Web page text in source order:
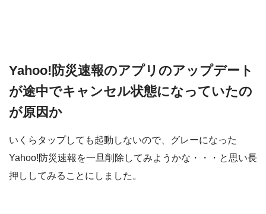
Yahoo!防災速報のアプリのアップデート
が途中でキャンセル状態になっていたの
が原因か
いくらタップしても起動しないので、グレーになった
Yahoo!防災速報を一旦削除してみようかな・・・と思い長
押ししてみることにしました。